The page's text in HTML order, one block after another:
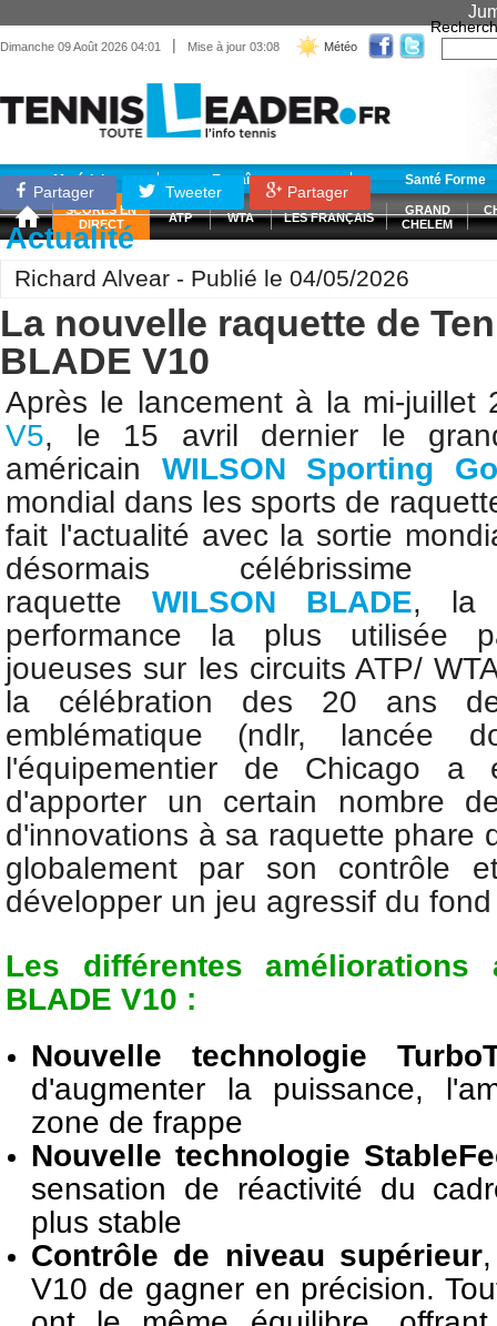
Dimanche 09 Août 2026 04:01 | Mise à jour 03:08 Météo
Matériel Entraînement Santé Forme
SCORES EN
DIRECT
ATP WTA LES FRANÇAIS
GRAND
CHELEM
Partager Tweeter Partager
Actualité
Richard Alvear - Publié le 04/05/2026
La nouvelle raquette de
BLADE V10
Après le lancement à la mi-
V5, le 15 avril dernier le
américain WILSON Sporting
mondial dans les sports de
fait l'actualité avec la sortie
désormais
raquette WILSON BLADE, la
performance la plus utilisée
joueuses sur les circuits ATP/
la célébration des 20 ans
emblématique (ndlr, lancée
l'équipementier de Chicago a
d'apporter un certain nombre
d'innovations à sa raquette phare
globalement par son contrôle
développer un jeu agressif du
Les différentes améliorations
BLADE V10 :
Nouvelle technologie
d'augmenter la puissance,
zone de frappe
Nouvelle technologie
sensation de réactivité du
plus stable
Contrôle de niveau supérieur
V10 de gagner en précision.